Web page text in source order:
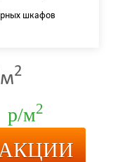
2
р/м2